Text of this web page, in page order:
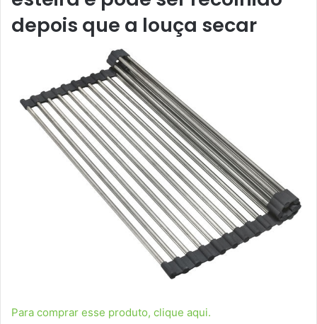
depois que a louça secar
Para comprar esse produto, clique aqui.